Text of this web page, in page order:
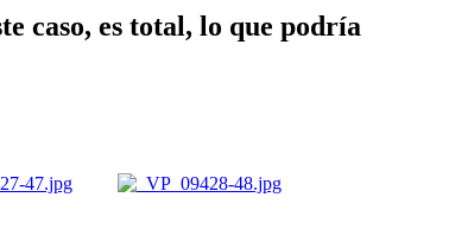
caso, es total, lo que podría